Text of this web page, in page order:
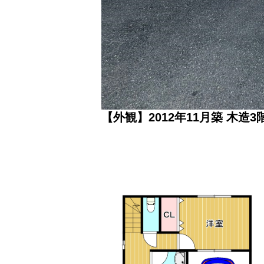
【外観】2012年11月築 木造3